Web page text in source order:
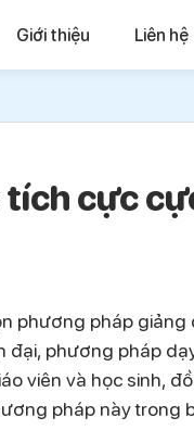
Giới thiệu Liên hệ
cực
phương pháp giảng
đại, phương pháp
viên và học sinh,
pháp này trong